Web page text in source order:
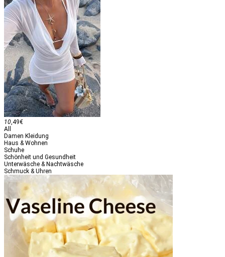
10 ,49€
All
Damen Kleidung
Haus & Wohnen
Schuhe
Schönheit und Gesundheit
Unterwäsche & Nachtwäsche
Schmuck & Uhren